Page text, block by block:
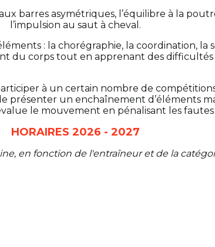
barres asymétriques, l’équilibre à la
l’impulsion au saut à cheval.
: la chorégraphie, la coordination, la
du corps tout en apprenant des difficultés
à un certain nombre de
présenter un enchaînement d’éléments
le mouvement en pénalisant les fautes
HORAIRES 2026 - 2027
en fonction de l'entraîneur et de la